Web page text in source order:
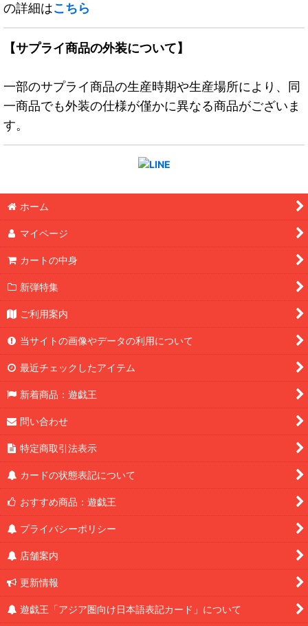
の詳細はこちら
【サプライ商品の外装について】
一部のサプライ商品の生産時期や生産場所により、同
一商品でも外装の仕様が僅かに異なる商品がございま
す。
ホーム
マイページ
カートの中身
新弾特集
ご利用案内
当サイトの画像やデータの利用について
最近チェックしたアイテム
新着商品：遊戯王
問い合わせ
特定商取引法表示
カードの状態表記について
おすすめ商品：遊戯王
プライバシーポリシー
店舗案内
更新情報
遊戯王「アジア圏向け日本語表記カード」について